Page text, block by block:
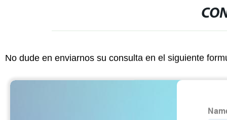
No dude en enviarnos su consulta en el siguiente